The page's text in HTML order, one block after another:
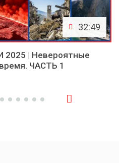
32:49
| Невероятные
ЧАСТЬ 1